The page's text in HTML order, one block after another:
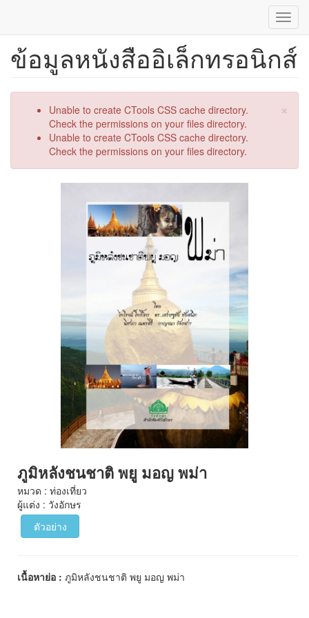
ข้าม
เนื้อหา
ข้อมูลหนังสืออิเล็กทรอนิกส์
×
ข้อความ
พลาด
Unable to create CTools CSS cache directory.
Check the permissions on your files directory.
Unable to create CTools CSS cache directory.
Check the permissions on your files directory.
ภูมิหลังชนชาติ พยู มอญ พม่า
หมวด : ท่องเที่ยว
ผู้แต่ง : วังอักษร
ตัวอย่าง
เนื้อหาย่อ : ภูมิหลังชนชาติ พยู มอญ พม่า